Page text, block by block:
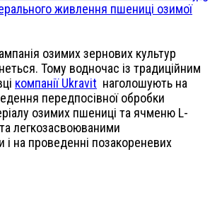
живлення пшениці озимої
озимих зернових культур
Тому водночас із традиційним
компанії Ukravit наголошують на
передпосівної обробки
озимих пшениці та ячменю L-
легкозасвоюваними
і на проведенні позакореневих